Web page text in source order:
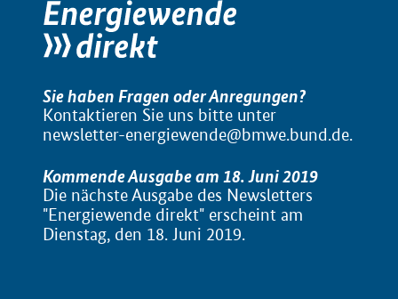
Sie haben Fragen oder Anregungen?
Kontaktieren Sie uns bitte unter
newsletter-energiewende@bmwe.bund.de.
Kommende Ausgabe am 18. Juni 2019
Die nächste Ausgabe des Newsletters
"Energiewende direkt" erscheint am
Dienstag, den 18. Juni 2019.